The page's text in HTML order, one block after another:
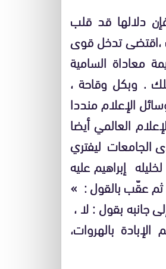
دلالها قد قلب
،اقتضى تدخل قوى
معاداة السامية
. وبكل وقاحة ،
الإعلام منددا
العالمي أيضا
الجامعات ليفتري
إبراهيم عليه
عقّب بالقول : »
بقول : لا ،
بالهروات،